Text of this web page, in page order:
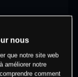
à
nous
que notre site web
améliorer notre
comment